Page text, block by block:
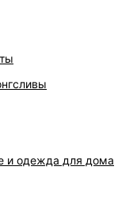
и одежда для дома